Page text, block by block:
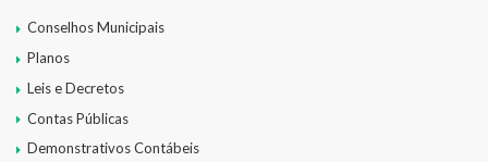
Conselhos Municipais
Planos
Leis e Decretos
Contas Públicas
Demonstrativos Contábeis